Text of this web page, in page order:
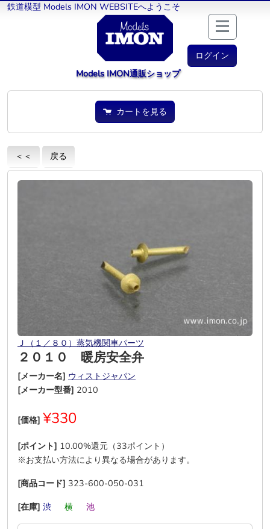
鉄道模型 Models IMON WEBSITEへようこそ
ログイン
Models IMON通販ショップ
カートを見る
＜＜ 戻る
Ｊ（１／８０）蒸気機関車パーツ
２０１０ 暖房安全弁
[メーカー名] ウィストジャパン
[メーカー型番] 2010
[価格] ¥330
[ポイント] 10.00%還元（33ポイント）
※お支払い方法により異なる場合があります。
[商品コード] 323-600-050-031
[在庫] 渋 横 池